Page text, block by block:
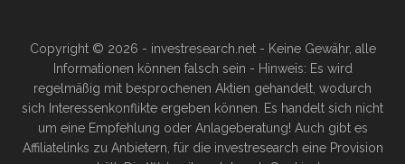
Copyright © 2026 - investresearch.net - Keine Gewähr, alle
Informationen können falsch sein - Hinweis: Es wird
regelmäßig mit besprochenen Aktien gehandelt, wodurch
sich Interessenkonflikte ergeben können. Es handelt sich nicht
um eine Empfehlung oder Anlageberatung! Auch gibt es
Affiliatelinks zu Anbietern, für die investresearch eine Provision